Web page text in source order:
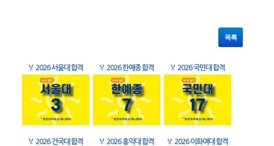
목록
🏅 2026 서울대 합격 🏅 2026 한예종 합격 🏅 2026 국민대 합격
🏅 2026 건국대 합격 🏅 2026 홍익대 합격 🏅 2026 이화여대 합격